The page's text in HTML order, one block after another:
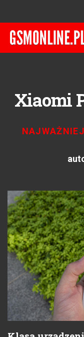
Xiaomi